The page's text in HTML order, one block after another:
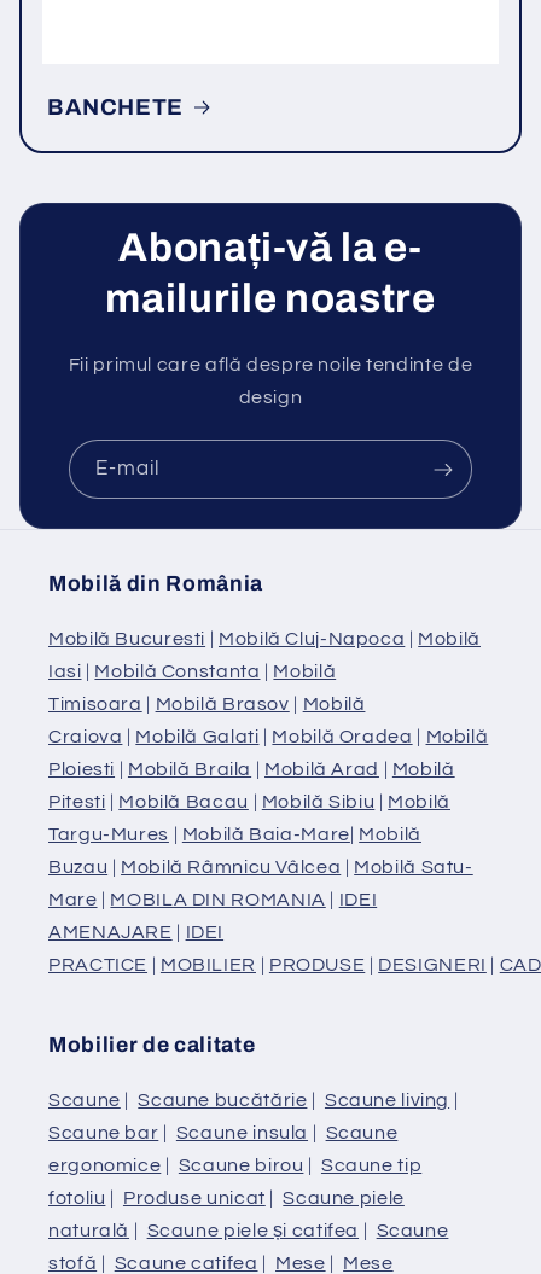
BANCHETE
Abonați-vă la e-
mailurile noastre
Fii primul care află despre noile tendinte de
design
E-mail
Mobilă din România
Mobilă Bucuresti | Mobilă Cluj-Napoca | Mobilă
Iasi | Mobilă Constanta | Mobilă
Timisoara | Mobilă Brasov | Mobilă
Craiova | Mobilă Galati | Mobilă Oradea | Mobilă
Ploiesti | Mobilă Braila | Mobilă Arad | Mobilă
Pitesti | Mobilă Bacau | Mobilă Sibiu | Mobilă
Targu-Mures | Mobilă Baia-Mare| Mobilă
Buzau | Mobilă Râmnicu Vâlcea | Mobilă Satu-
Mare | MOBILA DIN ROMANIA | IDEI
AMENAJARE | IDEI
PRACTICE | MOBILIER | PRODUSE | DESIGNERI |
Mobilier de calitate
Scaune |Scaune bucătărie | Scaune living |
Scaune bar | Scaune insula | Scaune
ergonomice | Scaune birou | Scaune tip
fotoliu | Produse unicat |Scaune piele
naturală | Scaune piele și catifea | Scaune
stofă | Scaune catifea | Mese | Mese